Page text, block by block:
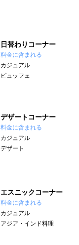
日替わりコーナー
料金に含まれる
カジュアル
ビュッフェ
デザートコーナー
料金に含まれる
カジュアル
デザート
エスニックコーナー
料金に含まれる
カジュアル
アジア・インド料理